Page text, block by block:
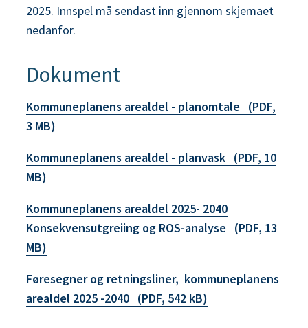
2025. Innspel må sendast inn gjennom skjemaet
nedanfor.
Dokument
Kommuneplanens arealdel - planomtale
(PDF,
3 MB)
Kommuneplanens arealdel - planvask (PDF, 10
MB)
Kommuneplanens arealdel 2025- 2040
Konsekvensutgreiing og ROS-analyse
(PDF, 13
MB)
Føresegner og retningsliner, kommuneplanens
arealdel 2025 -2040 (PDF, 542 kB)